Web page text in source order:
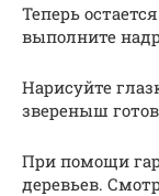
Теперь
выполните
Нарисуйте
звереныш
При помощи
деревьев.